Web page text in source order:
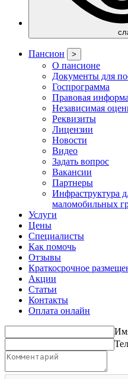
Пансион >
О пансионе
Документы для
Госпрограмма
Правовая
Независимая
Реквизиты
Лицензии
Новости
Видео
Задать вопрос
Вакансии
Партнеры
Инфраструктура
маломобильных
Услуги
Цены
Специалисты
Как помочь
Отзывы
Краткосрочное
Акции
Статьи
Контакты
Оплата онлайн